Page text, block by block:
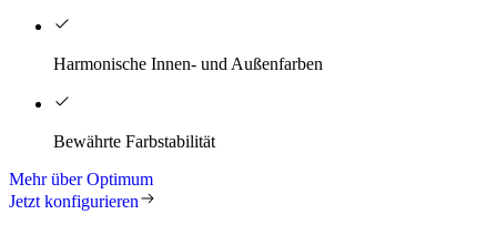
Harmonische Innen- und Außenfarben
Bewährte Farbstabilität
Mehr über Optimum
Jetzt konfigurieren